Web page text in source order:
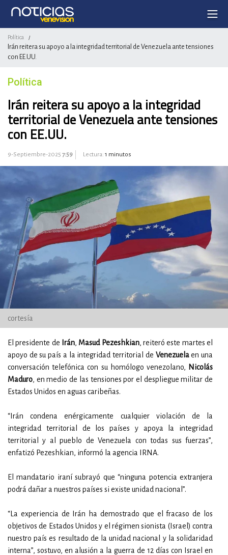
Política /
Irán reitera su apoyo a la integridad territorial de Venezuela ante tensiones
con EE.UU.
Política
Irán reitera su apoyo a la integridad
territorial de Venezuela ante tensiones
con EE.UU.
9-Septiembre-2025 7:59 Lectura: 1 minutos
cortesía
El presidente de Irán, Masud Pezeshkian, reiteró este martes el
apoyo de su país a la integridad territorial de Venezuelaen una
conversación telefónica con su homólogo venezolano, Nicolás
Maduro, en medio de las tensiones por el despliegue militar de
Estados Unidos en aguas caribeñas.
“Irán condena enérgicamente cualquier violación de la
integridad territorial de los países y apoya la integridad
territorial y al pueblo de Venezuela con todas sus fuerzas”,
enfatizó Pezeshkian, informó la agencia IRNA.
El mandatario iraní subrayó que “ninguna potencia extranjera
podrá dañar a nuestros países si existe unidad nacional”.
“La experiencia de Irán ha demostrado que el fracaso de los
objetivos de Estados Unidos y el régimen sionista (Israel) contra
nuestro país es resultado de la unidad nacional y la solidaridad
interna”, sostuvo, en alusión a la guerra de 12 días con Israel en